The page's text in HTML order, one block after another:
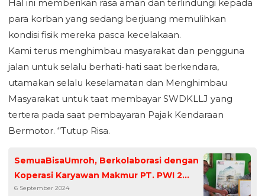
Hal ini memberikan rasa aman dan terlindungi kepada
para korban yang sedang berjuang memulihkan
kondisi fisik mereka pasca kecelakaan.
Kami terus menghimbau masyarakat dan pengguna
jalan untuk selalu berhati-hati saat berkendara,
utamakan selalu keselamatan dan Menghimbau
Masyarakat untuk taat membayar SWDKLLJ yang
tertera pada saat pembayaran Pajak Kendaraan
Bermotor. ‘’Tutup Risa.
SemuaBisaUmroh, Berkolaborasi dengan
Koperasi Karyawan Makmur PT. PWI 2
untuk Wujudkan Impian Umroh bagi
6 September 2024